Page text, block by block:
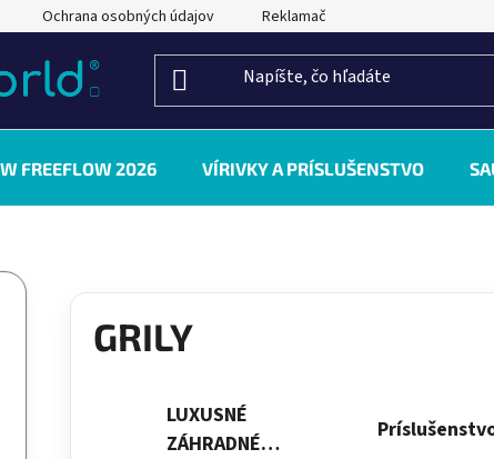
Ochrana osobných údajov Reklamačný poriadok
FREEFLOW 2026 VÍRIVKY A PRÍSLUŠENSTVO
GRILY
LUXUSNÉ
ZÁHRADNÉ